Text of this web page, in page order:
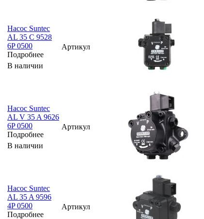
Насос Suntec
AL 35 C 9528
6P 0500
Подробнее
В наличии
Артикул
Насос Suntec
AL V 35 A 9626
6P 0500
Подробнее
В наличии
Артикул
Насос Suntec
AL 35 A 9596
4P 0500
Подробнее
Артикул